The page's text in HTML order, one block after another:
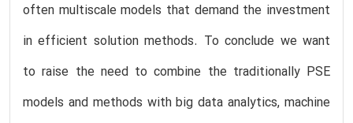
often multiscale models that demand the investment
in efficient solution methods. To conclude we want
to raise the need to combine the traditionally PSE
models and methods with big data analytics, machine